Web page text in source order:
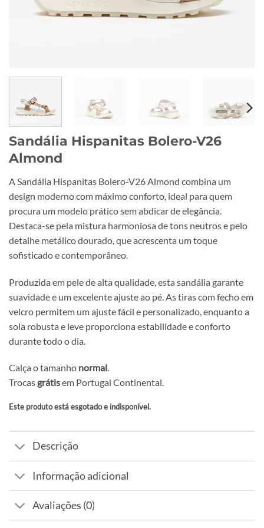
Sandália Hispanitas Bolero-V26
Almond
A Sandália Hispanitas Bolero-V26 Almond combina um
design moderno com máximo conforto, ideal para quem
procura um modelo prático sem abdicar de elegância.
Destaca-se pela mistura harmoniosa de tons neutros e pelo
detalhe metálico dourado, que acrescenta um toque
sofisticado e contemporâneo.
Produzida em pele de alta qualidade, esta sandália garante
suavidade e um excelente ajuste ao pé. As tiras com fecho em
velcro permitem um ajuste fácil e personalizado, enquanto a
sola robusta e leve proporciona estabilidade e conforto
durante todo o dia.
Calça o tamanho normal.
Trocas grátisem Portugal Continental.
Este produto está esgotado e indisponível.
Alternative:
Descrição
Informação adicional
Avaliações (0)